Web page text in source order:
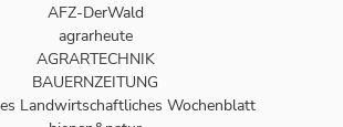
AFZ-DerWald
agrarheute
AGRARTECHNIK
BAUERNZEITUNG
Landwirtschaftliches Wochenblatt